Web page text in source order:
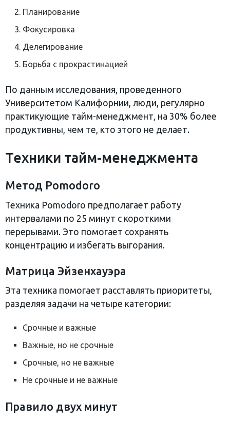
Планирование
Фокусировка
Делегирование
Борьба с прокрастинацией
По данным исследования, проведенного
Университетом Калифорнии, люди, регулярно
практикующие тайм-менеджмент, на 30% более
продуктивны, чем те, кто этого не делает.
Техники тайм-менеджмента
Метод Pomodoro
Техника Pomodoro предполагает работу
интервалами по 25 минут с короткими
перерывами. Это помогает сохранять
концентрацию и избегать выгорания.
Матрица Эйзенхауэра
Эта техника помогает расставлять приоритеты,
разделяя задачи на четыре категории:
Срочные и важные
Важные, но не срочные
Срочные, но не важные
Не срочные и не важные
Правило двух минут